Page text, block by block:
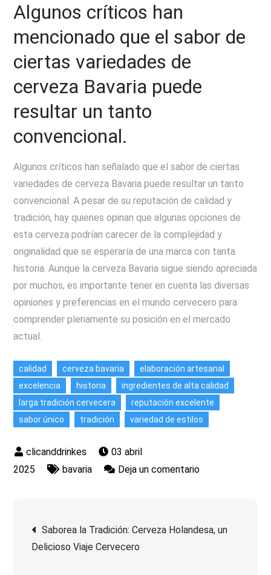
Algunos críticos han
mencionado que el sabor de
ciertas variedades de
cerveza Bavaria puede
resultar un tanto
convencional.
Algunos críticos han señalado que el sabor de ciertas
variedades de cerveza Bavaria puede resultar un tanto
convencional. A pesar de su reputación de calidad y
tradición, hay quienes opinan que algunas opciones de
esta cerveza podrían carecer de la complejidad y
originalidad que se esperaría de una marca con tanta
historia. Aunque la cerveza Bavaria sigue siendo apreciada
por muchos, es importante tener en cuenta las diversas
opiniones y preferencias en el mundo cervecero para
comprender plenamente su posición en el mercado
actual.
calidad cerveza bavaria
elaboración artesanal
excelencia
historia
ingredientes de alta calidad
larga tradición cervecera
reputación excelente
sabor único
tradición variedad de estilos
03 abril
2025
bavaria Deja un comentarioen
Cervecera
Navegación
de
Saborea la Tradición: Cerveza Holandesa, un
Delicioso Viaje Cervecero